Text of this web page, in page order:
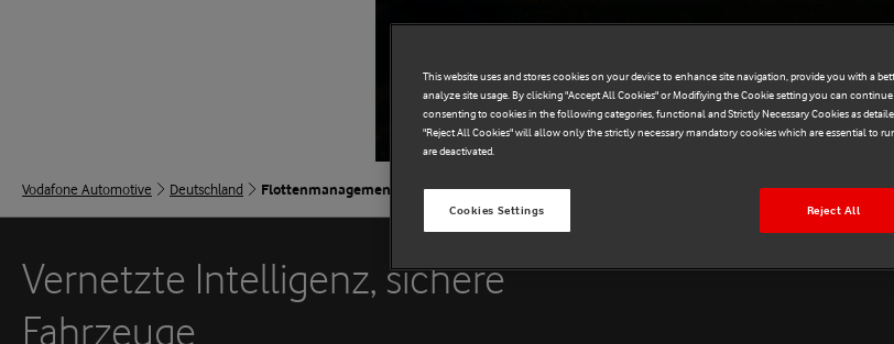
Vodafone Automotive Deutschland Flottenmanagement
Vernetzte Intelligenz, sichere
Fahrzeuge
This website uses and stores cookies on your device to enhance site navigation, provide you with a
analyze site usage. By clicking "Accept All Cookies" or Modifiying the Cookie setting you can
consenting to cookies in the following categories, functional and Strictly Necessary Cookies as
"Reject All Cookies" will allow only the strictly necessary mandatory cookies which are essential to
are deactivated.
Reject All
Cookies Settings